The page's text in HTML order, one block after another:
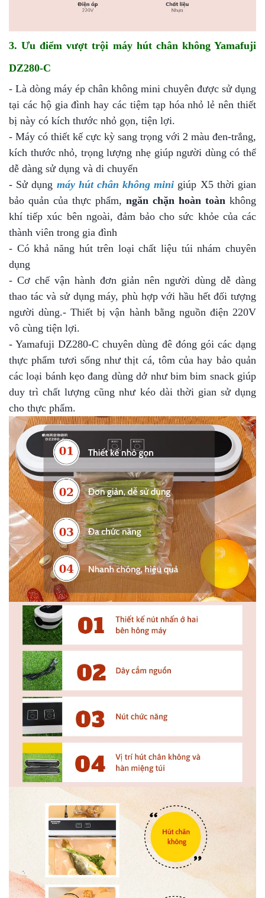
3. Ưu điểm vượt trội máy hút chân không Yamafuji
DZ280-C
- Là dòng máy ép chân không mini chuyên được sử dụng
tại các hộ gia đình hay các tiệm tạp hóa nhỏ lẻ nên thiết
bị này có kích thước nhỏ gọn, tiện lợi.
- Máy có thiết kế cực kỳ sang trọng với 2 màu đen-trắng,
kích thước nhỏ, trọng lượng nhẹ giúp người dùng có thể
dễ dàng sử dụng và di chuyển
- Sử dụng máy hút chân không mini giúp X5 thời gian
bảo quản của thực phẩm, ngăn chặn hoàn toàn không
khí tiếp xúc bên ngoài, đảm bảo cho sức khỏe của các
thành viên trong gia đình
- Có khả năng hút trên loại chất liệu túi nhám chuyên
dụng
- Cơ chế vận hành đơn giản nên người dùng dễ dàng
thao tác và sử dụng máy, phù hợp với hầu hết đối tượng
người dùng.- Thiết bị vận hành bằng nguồn điện 220V
vô cùng tiện lợi.
- Yamafuji DZ280-C chuyên dùng đê đóng gói các dạng
thực phẩm tươi sống như thịt cá, tôm của hay bảo quản
các loại bánh kẹo đang dùng dở như bim bim snack giúp
duy trì chất lượng cũng như kéo dài thời gian sử dụng
cho thực phẩm.